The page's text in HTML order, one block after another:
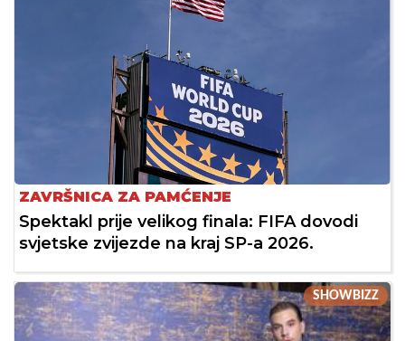
ZAVRŠNICA ZA PAMĆENJE
Spektakl prije velikog finala: FIFA dovodi
svjetske zvijezde na kraj SP-a 2026.
SHOWBIZZ